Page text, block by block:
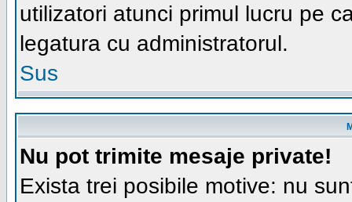
utilizatori atunci primul lucru pe
legatura cu administratorul.
Sus
Nu pot trimite mesaje private!
Exista trei posibile motive: nu